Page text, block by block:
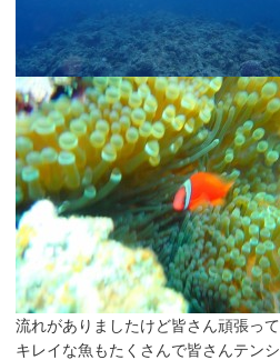
流れがありましたけど皆さん頑張っ
キレイな魚もたくさんで皆さんテン